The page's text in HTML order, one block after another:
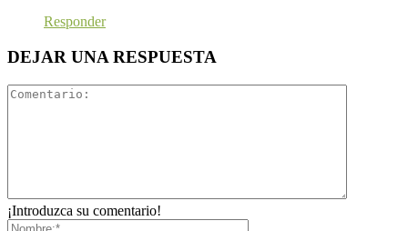
Responder
DEJAR UNA RESPUESTA
¡Introduzca su comentario!